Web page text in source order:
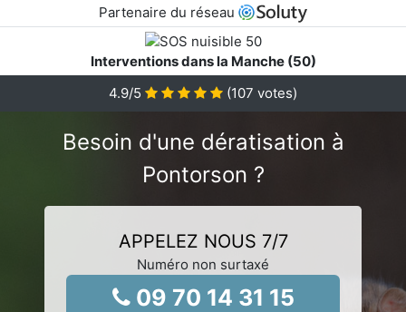
Partenaire du réseau
Interventions dans la Manche (50)
4.9/5 (107 votes)
Besoin d'une dératisation à
Pontorson ?
APPELEZ NOUS 7/7
Numéro non surtaxé
09 70 14 31 15